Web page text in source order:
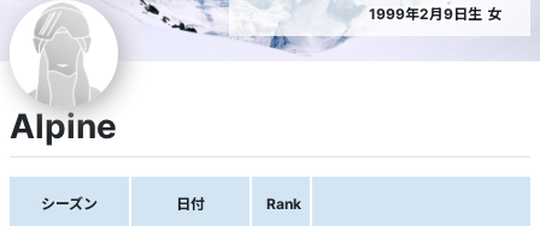
1999年2月9日生 女
Alpine
シーズン 日付 Rank